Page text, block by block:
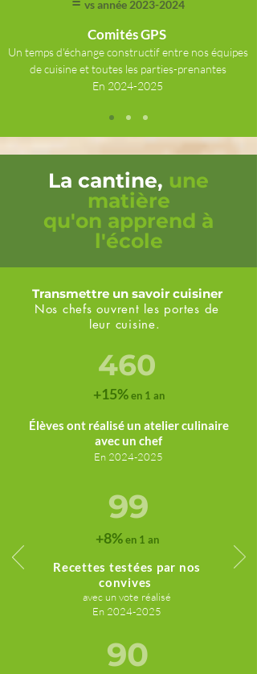
vs année 2023-2024
ComitésGPS
Un temps d'échange constructif entre nos équipes
de cuisine ettoutes les parties-prenantes
En 2024-2025
La cantine, une
matière
qu'on apprend à
l'école
Transmettre un savoir cuisiner
Nos chefs ouvrent les portes de
leur cuisine.
460
+15%en 1 an
Élèves ont réalisé un atelier culinaire
avec un chef
En 2024-2025
99
+8%en 1 an
Recettes testées par nos
convives
avec un vote réalisé
En 2024-2025
90